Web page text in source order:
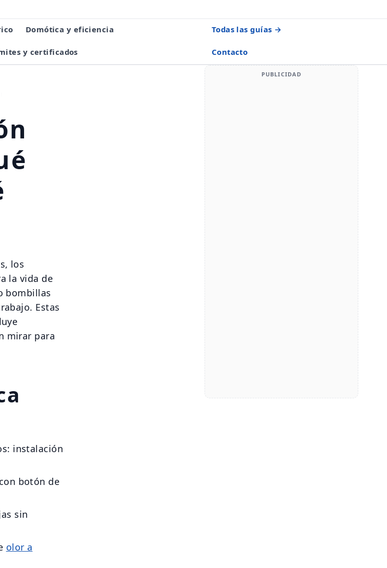
Domótica y eficiencia
y certificados
Todas las guías →
Contacto
los
la vida de
bombillas
Estas
mirar para
instalación
botón de
sin
olor a
PUBLICIDAD